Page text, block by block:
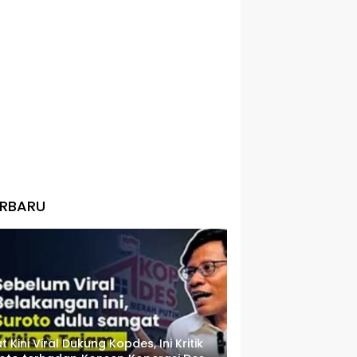
Kini Viral Dukung Kopdes, Ini Kritik